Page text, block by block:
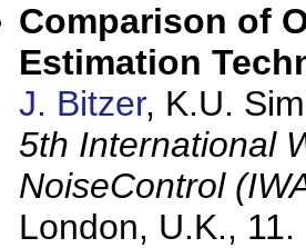
Comparison of
Estimation
J. Bitzer, K.U.
5th International
NoiseControl
London, U.K.,